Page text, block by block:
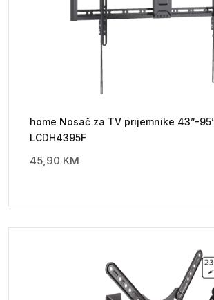
home Nosač za TV prijemnike 43”-
LCDH4395F
45,90 KM